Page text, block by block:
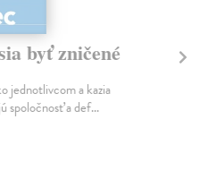
byť zničené
jednotlivcom a kazia
spoločnosť a def...